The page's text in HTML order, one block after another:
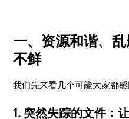
一、资源和谐、
不鲜
我们先来看几个可能大家都感
1. 突然失踪的文件：